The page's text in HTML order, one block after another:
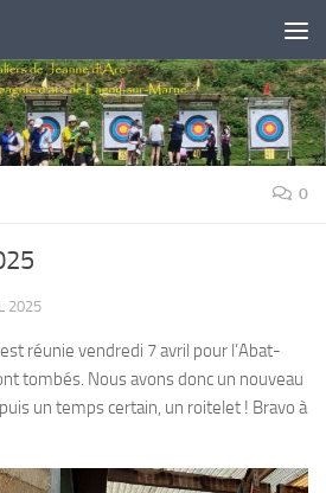
0
2025
réunie vendredi 7 avril pour l’Abat-
tombés. Nous avons donc un nouveau
un temps certain, un roitelet ! Bravo à